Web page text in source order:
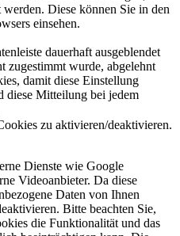
Diese können Sie in den
einsehen.
dauerhaft ausgeblendet
zugestimmt wurde, abgelehnt
damit diese Einstellung
diese Mitteilung bei jedem
zu aktivieren/deaktivieren.
Dienste wie Google
Videoanbieter. Da diese
Daten von Ihnen
Bitte beachten Sie,
die Funktionalität und das